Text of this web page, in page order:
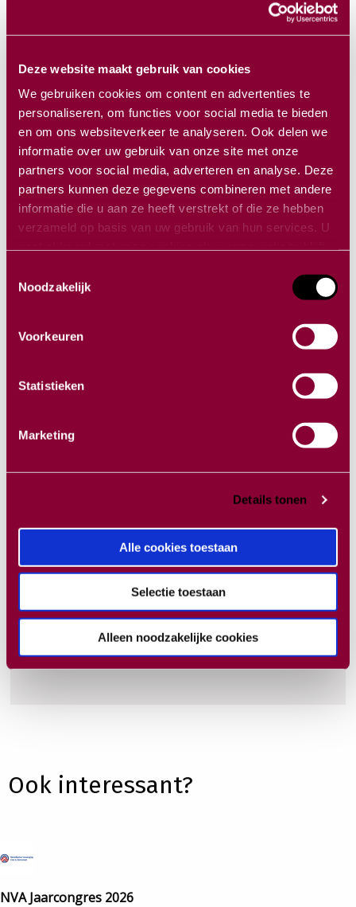
Deze website maakt gebruik van cookies
We gebruiken cookies om content en advertenties te
personaliseren, om functies voor social media te bieden
en om ons websiteverkeer te analyseren. Ook delen we
informatie over uw gebruik van onze site met onze
partners voor social media, adverteren en analyse. Deze
partners kunnen deze gegevens combineren met andere
informatie die u aan ze heeft verstrekt of die ze hebben
verzameld op basis van uw gebruik van hun services. U
Noodzakelijk
Voorkeuren
Statistieken
Marketing
Details tonen
Alle cookies toestaan
Selectie toestaan
Alleen noodzakelijke cookies
Werken in kleine setting: 2 deelnemers
per preparaat, met 1 faculty member
Direct toepassen: zelf aan de slag onder
persoonlijke begeleiding
Focus op basisvaardigheden en inzicht
in anatomie
Wat je leert:
Materialen en torens: wat gebruik je en
gewricht
werken
Anatomie van benaderingen rondom de
knie
en vaardigheid vergroot vanaf de eerste
stap in je opleiding.
Ook interessant?
NVA Jaarcongres 2026